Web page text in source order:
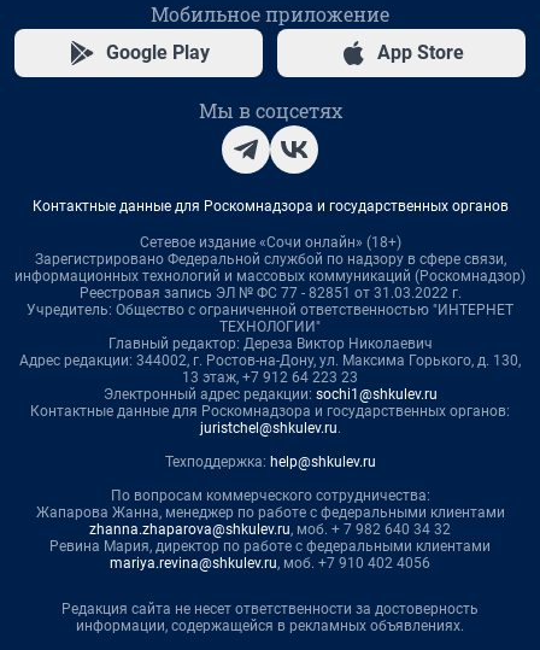
Мобильное приложение
Google Play App Store
Мы в соцсетях
Контактные данные для Роскомнадзора и государственных органов
Сетевое издание «Сочи онлайн» (18+)
Зарегистрировано Федеральной службой по надзору в сфере связи,
информационных технологий и массовых коммуникаций (Роскомнадзор)
Реестровая запись ЭЛ № ФС 77 - 82851 от 31.03.2022 г.
Учредитель: Общество с ограниченной ответственностью "ИНТЕРНЕТ
ТЕХНОЛОГИИ"
Главный редактор: Дереза Виктор Николаевич
Адрес редакции: 344002, г. Ростов-на-Дону, ул. Максима Горького, д. 130,
13 этаж, +7 912 64 223 23
Электронный адрес редакции: sochi1@shkulev.ru
Контактные данные для Роскомнадзора и государственных органов:
juristchel@shkulev.ru.
Техподдержка: help@shkulev.ru
По вопросам коммерческого сотрудничества:
Жапарова Жанна, менеджер по работе с федеральными клиентами
zhanna.zhaparova@shkulev.ru, моб. + 7 982 640 34 32
Ревина Мария, директор по работе с федеральными клиентами
mariya.revina@shkulev.ru, моб. +7 910 402 4056
Редакция сайта не несет ответственности за достоверность
информации, содержащейся в рекламных объявлениях.